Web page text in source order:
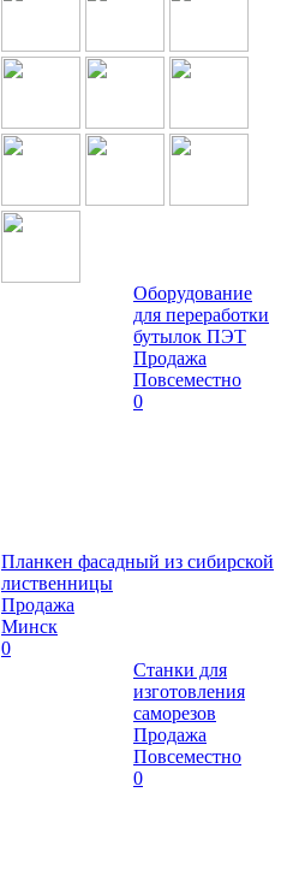
Оборудование
для переработки
бутылок ПЭТ
Продажа
Повсеместно
0
Планкен фасадный из сибирской
лиственницы
Продажа
Минск
0
Станки для
изготовления
саморезов
Продажа
Повсеместно
0